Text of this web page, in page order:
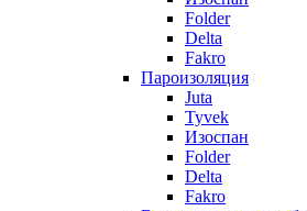
Folder
Delta
Fakro
Пароизоляция
Juta
Tyvek
Изоспан
Folder
Delta
Fakro